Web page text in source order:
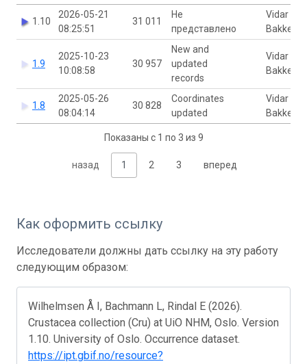
1.10
2026-05-21
08:25:51
31 011
Не
представлено
Vidar
Bakken
1.9
2025-10-23
10:08:58
30 957
New and
updated
records
Vidar
Bakken
1.8
2025-05-26
08:04:14
30 828
Coordinates
updated
Vidar
Bakken
Показаны с 1 по 3 из 9
назад 1 2 3 вперед
Как оформить ссылку
Исследователи должны дать ссылку на эту работу
следующим образом:
Wilhelmsen Å I, Bachmann L, Rindal E (2026).
Crustacea collection (Cru) at UiO NHM, Oslo. Version
1.10. University of Oslo. Occurrence dataset.
https://ipt.gbif.no/resource?